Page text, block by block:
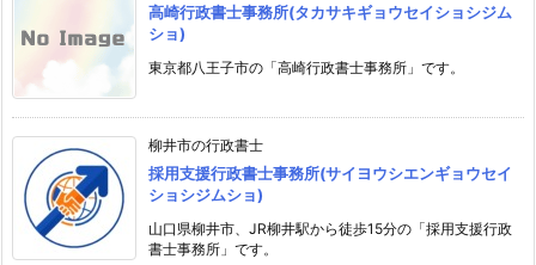
高崎行政書士事務所(タカサキギョウセイショシジム
ショ)
東京都八王子市の「高崎行政書士事務所」です。
柳井市の行政書士
採用支援行政書士事務所(サイヨウシエンギョウセイ
ショシジムショ)
山口県柳井市、JR柳井駅から徒歩15分の「採用支援行政
書士事務所」です。